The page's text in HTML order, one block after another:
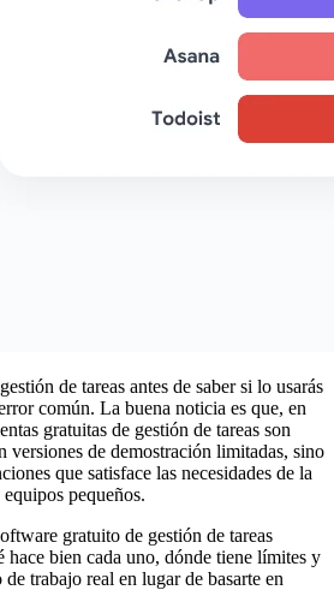
de tareas antes de saber si lo usarás
común. La buena noticia es que, en
gratuitas de gestión de tareas son
versiones de demostración limitadas, sino
que satisface las necesidades de la
pequeños.
gratuito de gestión de tareas
bien cada uno, dónde tiene límites y
trabajo real en lugar de basarte en